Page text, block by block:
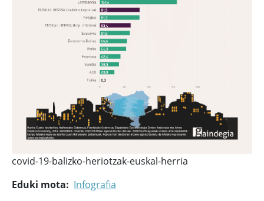
covid-19-balizko-heriotzak-euskal-herria
Eduki mota
Infografia